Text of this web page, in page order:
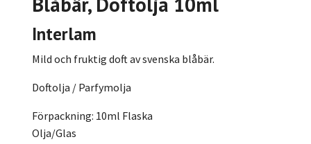
Interlam
Mild och fruktig doft av svenska blåbär.
Doftolja / Parfymolja
Förpackning: 10ml Flaska
Olja/Glas